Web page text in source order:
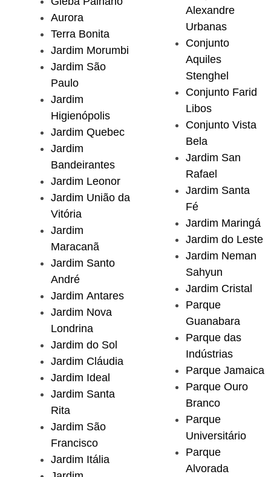
Aurora
Terra Bonita
Jardim Morumbi
Jardim São
Paulo
Jardim
Higienópolis
Jardim Quebec
Jardim
Bandeirantes
Jardim Leonor
Jardim União da
Vitória
Jardim
Maracanã
Jardim Santo
André
Jardim Antares
Jardim Nova
Londrina
Jardim do Sol
Jardim Cláudia
Jardim Ideal
Jardim Santa
Rita
Jardim São
Francisco
Jardim Itália
Alexandre
Urbanas
Conjunto
Aquiles
Stenghel
Conjunto Farid
Libos
Conjunto Vista
Bela
Jardim San
Rafael
Jardim Santa
Fé
Jardim Maringá
Jardim do Leste
Jardim Neman
Sahyun
Jardim Cristal
Parque
Guanabara
Parque das
Indústrias
Parque Jamaica
Parque Ouro
Branco
Parque
Universitário
Parque
Alvorada